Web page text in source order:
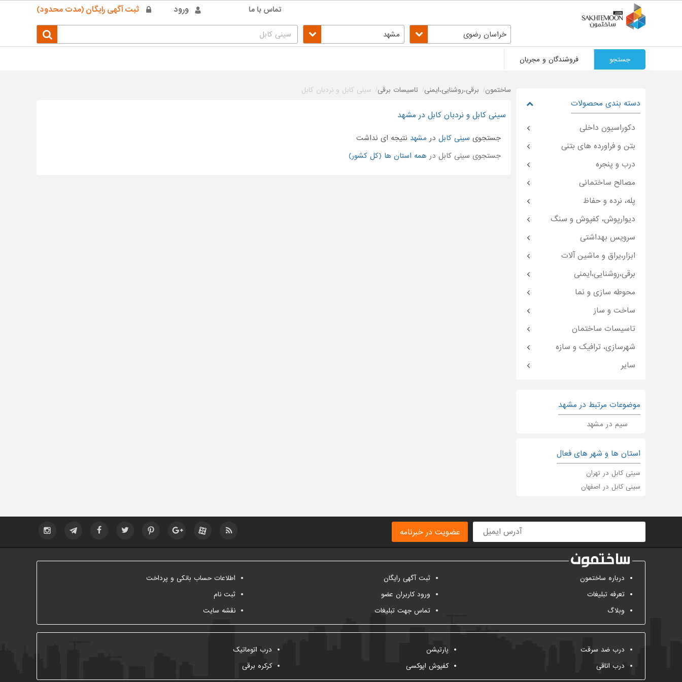
ورود ثبت آگهی رایگان (مدت محدود) تماس با ما
خراسان رضوی مشهد
جستجو فروشندگان و مجریان
ساختمون برقی،روشنایی،ایمنی تاسیسات برقی سینی کابل و نردبان کابل
سینی کابل و نردبان کابل در مشهد
جستجوی سینی کابل در مشهد نتیجه ای نداشت
جستجوی سینی کابل در همه استان ها (کل کشور)
دسته بندی محصولات
دکوراسیون داخلی
بتن و فراورده های بتنی
درب و پنجره
مصالح ساختمانی
پله، نرده و حفاظ
دیوارپوش، کفپوش و سنگ
سرویس بهداشتی
ابزار،یراق و ماشین آلات
برقی،روشنایی،ایمنی
محوطه سازی و نما
ساخت و ساز
تاسیسات ساختمان
شهرسازی، ترافیک و سازه
سایر
موضوعات مرتبط در مشهد
سیم در مشهد
استان ها و شهر های فعال
سینی کابل در تهران
سینی کابل در اصفهان
عضویت در خبرنامه
درباره ساختمون
تعرفه تبلیغات
وبلاگ
ثبت آگهی رایگان
ورود کاربران عضو
تماس جهت تبلیغات
اطلاعات حساب بانکی و پرداخت
ثبت نام
نقشه سایت
درب ضد سرقت
درب اتاقی
پارتیشن
کفپوش اپوکسی
درب اتوماتیک
کرکره برقی